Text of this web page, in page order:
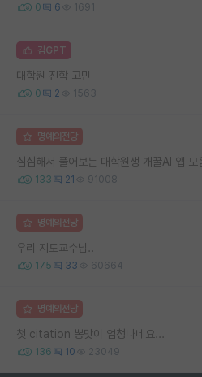
0 6 1691
김GPT
대학원 진학 고민
0 2 1563
명예의전당
심심해서 풀어보는 대학원생 개꿀AI 앱 모
133 21 91008
명예의전당
우리 지도교수님..
175 33 60664
명예의전당
첫 citation 뽕맛이 엄청나네요...
136 10 23049